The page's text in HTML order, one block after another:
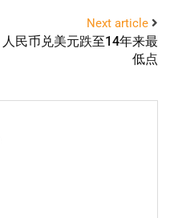
Next article
人民币兑美元跌至14年来最
低点